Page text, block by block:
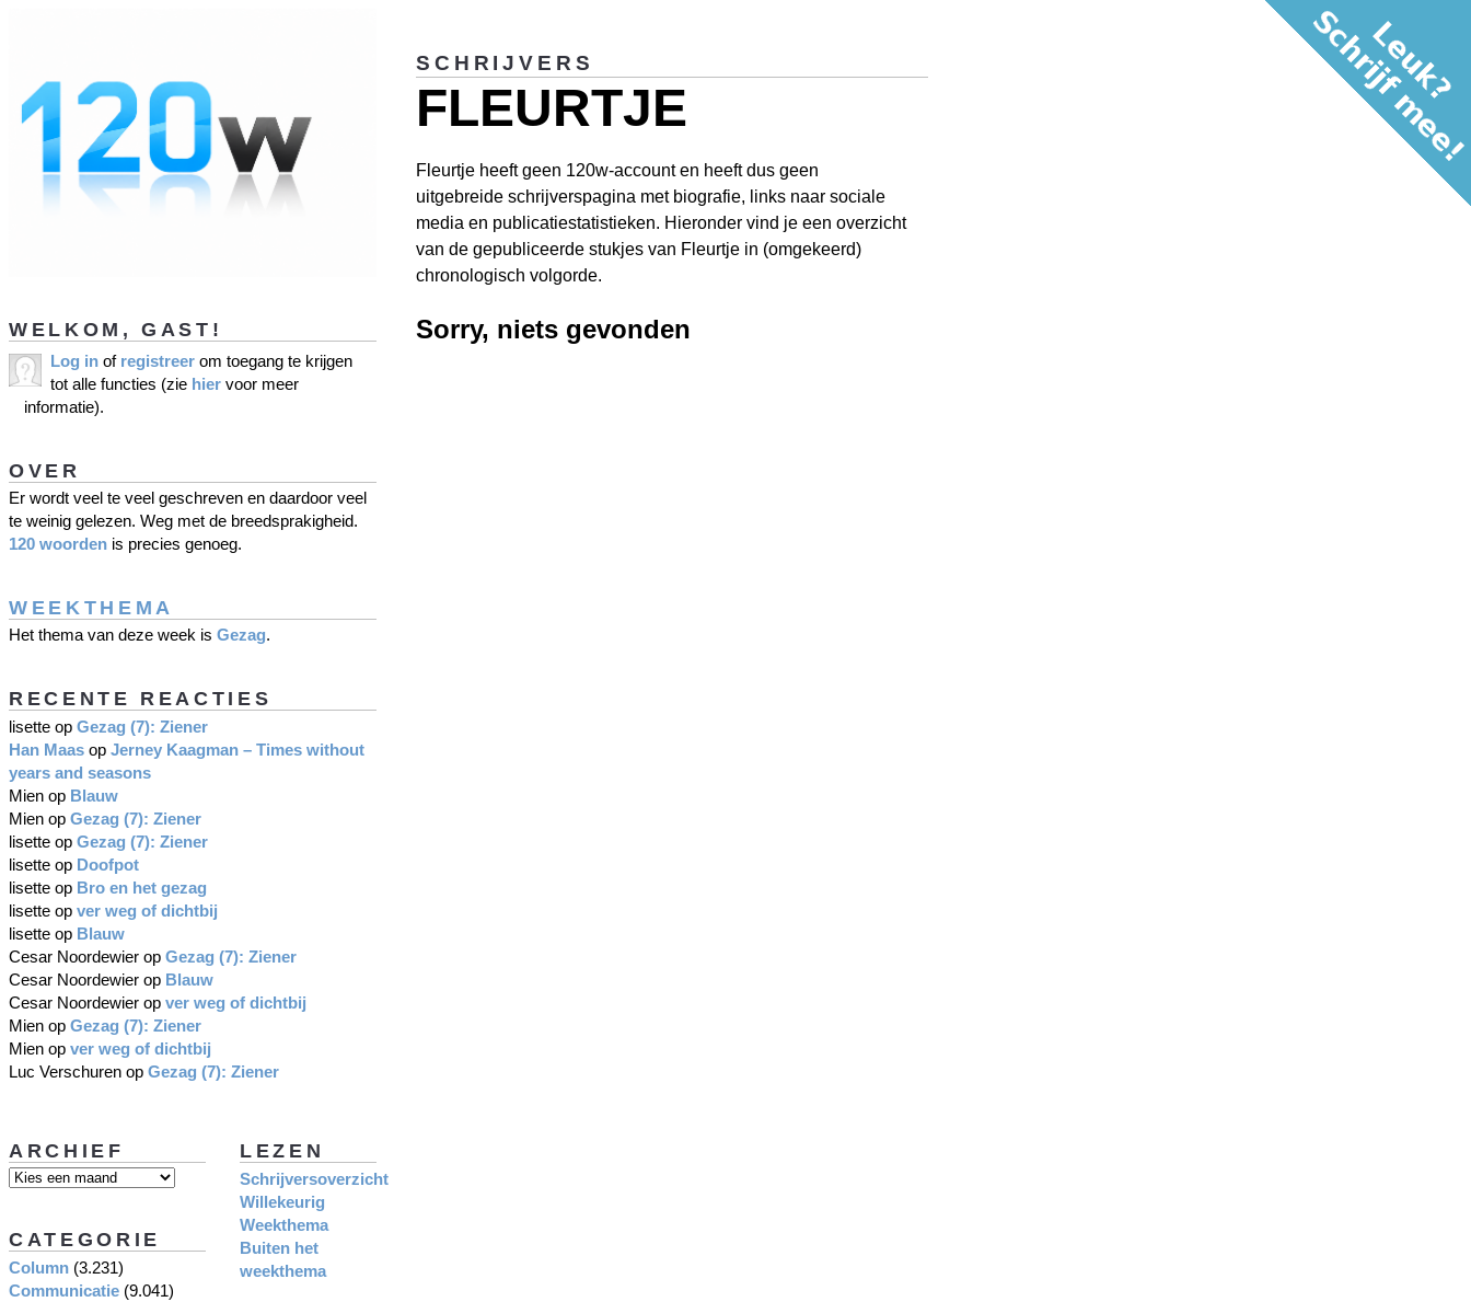
SCHRIJVERS
FLEURTJE
Fleurtje heeft geen 120w-account en heeft dus geen
uitgebreide schrijverspagina met biografie, links naar sociale
media en publicatiestatistieken. Hieronder vind je een overzicht
van de gepubliceerde stukjes van Fleurtje in (omgekeerd)
chronologisch volgorde.
Sorry, niets gevonden
WELKOM, GAST!
Log in of registreer om toegang te krijgen
tot alle functies (zie hier voor meer
informatie).
OVER
Er wordt veel te veel geschreven en daardoor veel
te weinig gelezen. Weg met de breedsprakigheid.
120 woorden is precies genoeg.
WEEKTHEMA
Het thema van deze week is Gezag.
RECENTE REACTIES
lisette op Gezag (7): Ziener
Han Maas op Jerney Kaagman – Times without
years and seasons
Mien op Blauw
Mien op Gezag (7): Ziener
lisette op Gezag (7): Ziener
lisette op Doofpot
lisette op Bro en het gezag
lisette op ver weg of dichtbij
lisette op Blauw
Cesar Noordewier op Gezag (7): Ziener
Cesar Noordewier op Blauw
Cesar Noordewier op ver weg of dichtbij
Mien op Gezag (7): Ziener
Mien op ver weg of dichtbij
Luc Verschuren op Gezag (7): Ziener
LEZEN
Schrijversoverzicht
Willekeurig
Weekthema
Buiten het
weekthema
ARCHIEF
CATEGORIE
Column (3.231)
Communicatie (9.041)